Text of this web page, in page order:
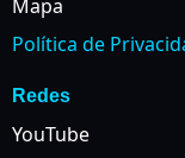
Mapa
Política de
Redes
YouTube